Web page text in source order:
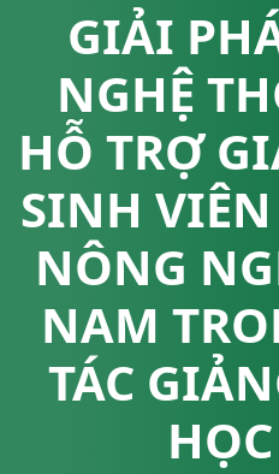
GIẢI
NGHỆ
HỖ TRỢ
SINH
NÔNG
NAM
TÁC